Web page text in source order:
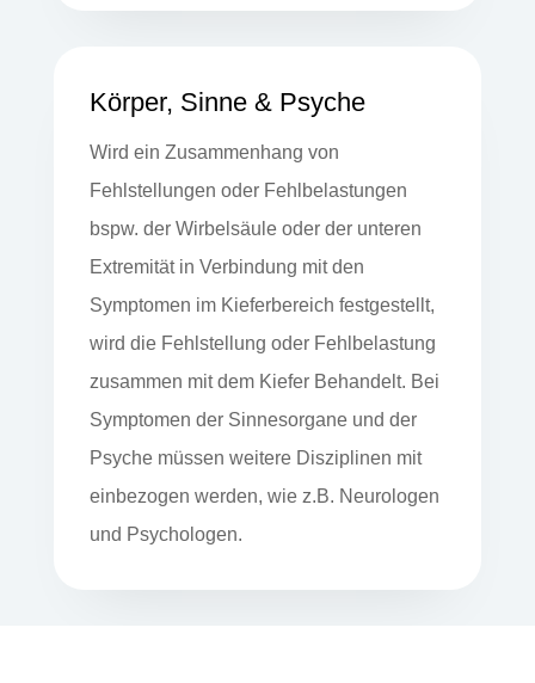
Körper, Sinne & Psyche
Wird ein Zusammenhang von
Fehlstellungen oder Fehlbelastungen
bspw. der Wirbelsäule oder der unteren
Extremität in Verbindung mit den
Symptomen im Kieferbereich festgestellt,
wird die Fehlstellung oder Fehlbelastung
zusammen mit dem Kiefer Behandelt. Bei
Symptomen der Sinnesorgane und der
Psyche müssen weitere Disziplinen mit
einbezogen werden, wie z.B. Neurologen
und Psychologen.